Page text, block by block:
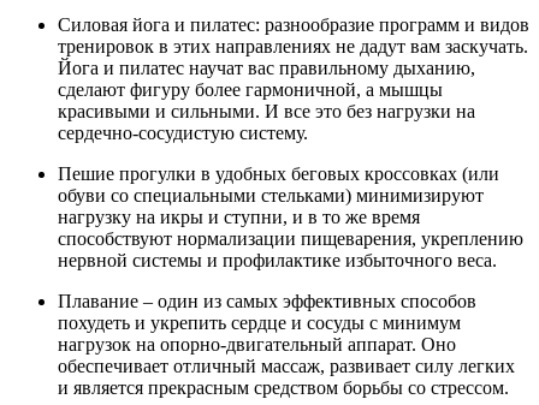
Силовая йога и пилатес: разнообразие программ и видов
тренировок в этих направлениях не дадут вам заскучать.
Йога и пилатес научат вас правильному дыханию,
сделают фигуру более гармоничной, а мышцы
красивыми и сильными. И все это без нагрузки на
сердечно-сосудистую систему.
Пешие прогулки в удобных беговых кроссовках (или
обуви со специальными стельками) минимизируют
нагрузку на икры и ступни, и в то же время
способствуют нормализации пищеварения, укреплению
нервной системы и профилактике избыточного веса.
Плавание – один из самых эффективных способов
похудеть и укрепить сердце и сосуды с минимум
нагрузок на опорно-двигательный аппарат. Оно
обеспечивает отличный массаж, развивает силу легких
и является прекрасным средством борьбы со стрессом.